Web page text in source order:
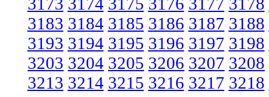
3183 3184 3185 3186 3187 3188
3193 3194 3195 3196 3197 3198
3203 3204 3205 3206 3207 3208
3213 3214 3215 3216 3217 3218